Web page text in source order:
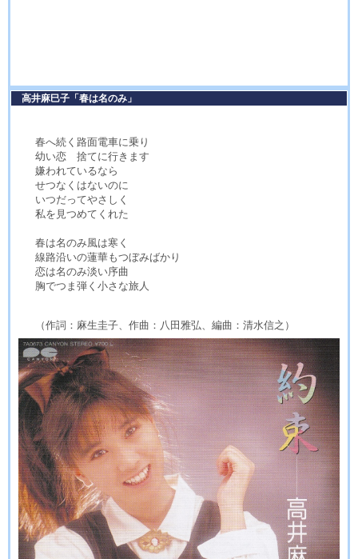
高井麻巳子「春は名のみ」
春へ続く路面電車に乗り
幼い恋 捨てに行きます
嫌われているなら
せつなくはないのに
いつだってやさしく
私を見つめてくれた
春は名のみ風は寒く
線路沿いの蓮華もつぼみばかり
恋は名のみ淡い序曲
胸でつま弾く小さな旅人
（作詞：麻生圭子、作曲：八田雅弘、編曲：清水信之）